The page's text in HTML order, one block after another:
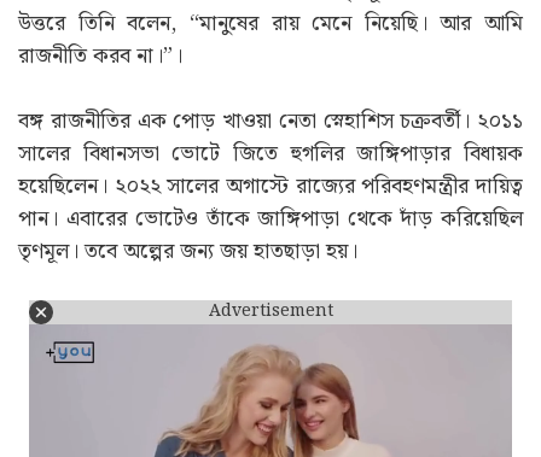
উত্তরে তিনি বলেন, “মানুষের রায় মেনে নিয়েছি। আর আমি
রাজনীতি করব না।”।
বঙ্গ রাজনীতির এক পোড় খাওয়া নেতা স্নেহাশিস চক্রবর্তী। ২০১১
সালের বিধানসভা ভোটে জিতে হুগলির জাঙ্গিপাড়ার বিধায়ক
হয়েছিলেন। ২০২২ সালের অগাস্টে রাজ্যের পরিবহণমন্ত্রীর দায়িত্ব
পান। এবারের ভোটেও তাঁকে জাঙ্গিপাড়া থেকে দাঁড় করিয়েছিল
তৃণমূল। তবে অল্পের জন্য জয় হাতছাড়া হয়।
Advertisement